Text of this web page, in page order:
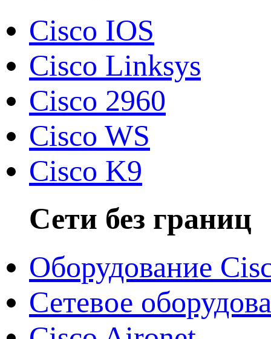
Cisco IOS
Cisco Linksys
Cisco 2960
Cisco WS
Cisco K9
Сети без границ
Оборудование
Сетевое